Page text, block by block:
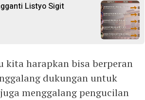
Listyo Sigit
kita harapkan bisa berperan
dukungan untuk
menggalang pengucilan